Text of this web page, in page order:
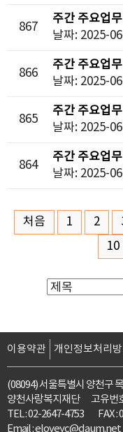
867
주간 주요업
날짜: 2025-
866
주간 주요업
날짜: 2025-
865
주간 주요업
날짜: 2025-
864
주간 주요업
날짜: 2025-
처음 1 2
10
이용약관 개인정보처리방
(08094) 서울특별시 양천구
양천사랑복지재단 고유번
TEL : 02-2647-4753
FAX :
Email :eloveyc@daum.net